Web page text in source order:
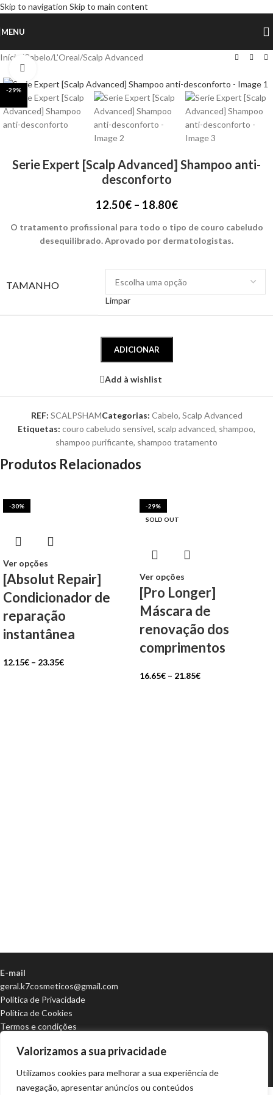
Valorizamos a sua privacidade
Utilizamos cookies para melhorar a sua experiência de
navegação, apresentar anúncios ou conteúdos
Skip to navigation Skip to main content
MENU
Início /Cabelo/L'Oreal/Scalp Advanced
-29%
Serie Expert [Scalp Advanced] Shampoo anti-
desconforto
12.50€ – 18.80€
O tratamento profissional para todo o tipo de couro cabeludo
desequilibrado. Aprovado por dermatologistas.
TAMANHO
Limpar
ADICIONAR
Add à wishlist
REF: SCALPSHAMCategorias: Cabelo, Scalp Advanced
Etiquetas: couro cabeludo sensivel, scalp advanced, shampoo,
shampoo purificante, shampoo tratamento
Produtos Relacionados
-30%
Ver opções
[Absolut Repair]
Condicionador de
reparação
instantânea
12.15€ – 23.35€
-29%
SOLD OUT
Ver opções
[Pro Longer]
Máscara de
renovação dos
comprimentos
16.65€ – 21.85€
E-mail
geral.k7cosmeticos@gmail.com
Política de Privacidade
Política de Cookies
Termos e condições
Bestsites.pt